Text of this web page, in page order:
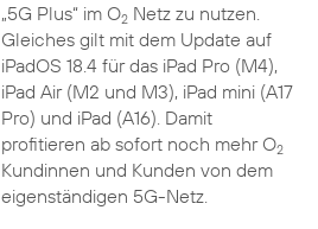
„5G Plus“ im O2Netz zu nutzen.
Gleiches gilt mit dem Update auf
iPadOS 18.4 für das iPad Pro (M4),
iPad Air (M2 und M3), iPad mini (A17
Pro) und iPad (A16). Damit
profitieren ab sofort noch mehr O2
Kundinnen und Kunden von dem
eigenständigen 5G-Netz.